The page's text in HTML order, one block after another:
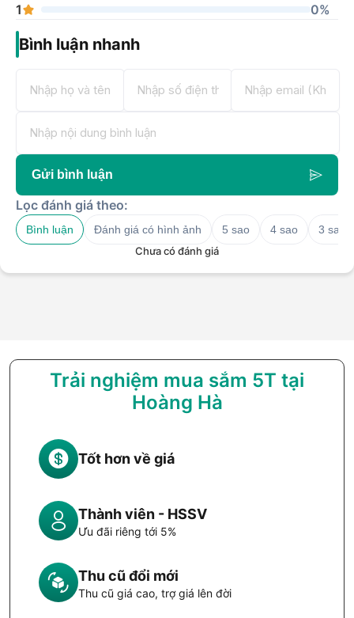
1
0%
Bình luận nhanh
Gửi bình luận
Lọc đánh giá theo:
Bình luận Đánh giá có hình ảnh 5 sao 4 sao
3 sao
Chưa có đánh giá
Trải nghiệm mua sắm 5T tại
Hoàng Hà
Tốt hơn về giá
Thành viên - HSSV
Ưu đãi riêng tới 5%
Thu cũ đổi mới
Thu cũ giá cao, trợ giá lên đời